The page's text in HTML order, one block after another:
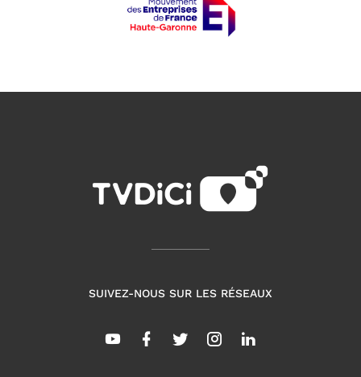
SUIVEZ-NOUS SUR LES RÉSEAUX